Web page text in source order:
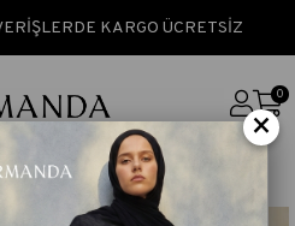
KARGO ÜCRETSİZ
0
DESEN ŞAL - ANTRASİT
×